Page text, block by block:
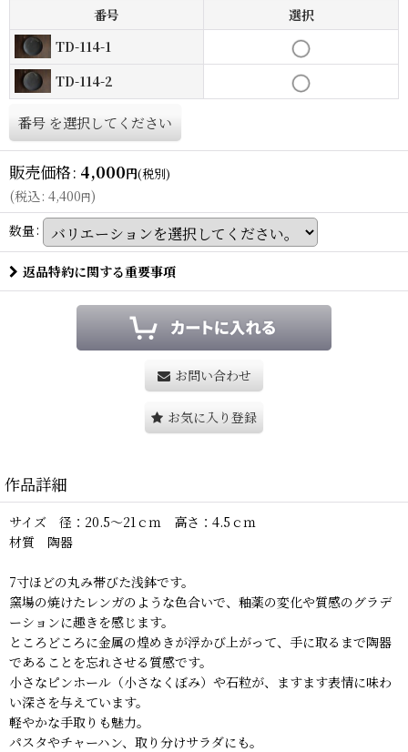
番号
選択
TD-114-1
TD-114-2
番号 を選択してください
販売価格: 4,000円(税別)
(税込: 4,400円)
数量:
返品特約に関する重要事項
お問い合わせ
お気に入り登録
作品詳細
サイズ 径：20.5〜21ｃｍ 高さ：4.5ｃｍ
材質 陶器
7寸ほどの丸み帯びた浅鉢です。
窯場の焼けたレンガのような色合いで、釉薬の変化や質感のグラデ
ーションに趣きを感じます。
ところどころに金属の煌めきが浮かび上がって、手に取るまで陶器
であることを忘れさせる質感です。
小さなピンホール（小さなくぼみ）や石粒が、ますます表情に味わ
い深さを与えています。
軽やかな手取りも魅力。
パスタやチャーハン、取り分けサラダにも。